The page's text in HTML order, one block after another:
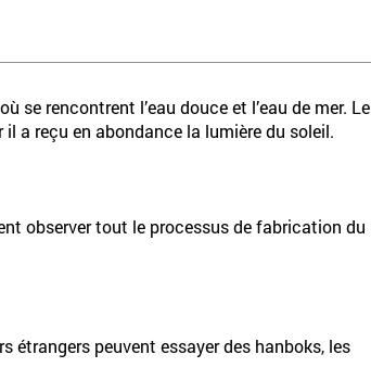
se rencontrent l’eau douce et l’eau de mer. Le
a reçu en abondance la lumière du soleil.
observer tout le processus de fabrication du
étrangers peuvent essayer des hanboks, les